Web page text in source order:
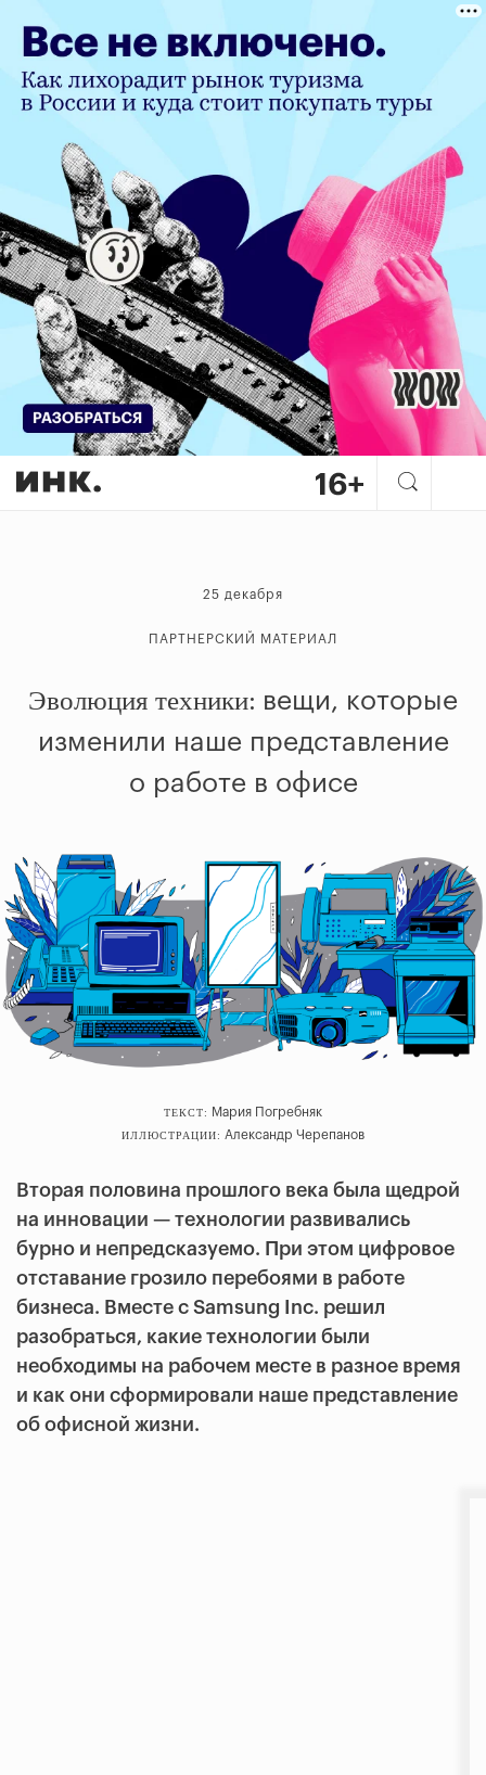
Эволюция техники:
25 декабря
ПАРТНЕРСКИЙ МАТЕРИАЛ
Эволюция техники: вещи, которые
изменили наше представление
о работе в офисе
ТЕКСТ: Мария Погребняк
ИЛЛЮСТРАЦИИ: Александр Черепанов
Вторая половина прошлого века была щедрой
на инновации — технологии развивались
бурно и непредсказуемо. При этом цифровое
отставание грозило перебоями в работе
бизнеса. Вместе с Samsung Inc. решил
разобраться, какие технологии были
необходимы на рабочем месте в разное время
и как они сформировали наше представление
об офисной жизни.